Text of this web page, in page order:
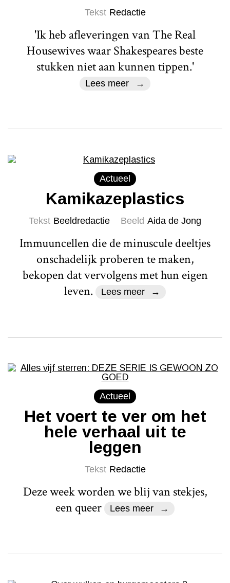
Tekst Redactie
'Ik heb afleveringen van The Real
Housewives waar Shakespeares beste
stukken niet aan kunnen tippen.'
Lees meer
Actueel
Kamikazeplastics
Tekst Beeldredactie Beeld Aida de Jong
Immuuncellen die de minuscule deeltjes
onschadelijk proberen te maken,
bekopen dat vervolgens met hun eigen
leven.
Lees meer
Actueel
Het voert te ver om het
hele verhaal uit te
leggen
Tekst Redactie
Deze week worden we blij van stekjes,
een queer
Lees meer